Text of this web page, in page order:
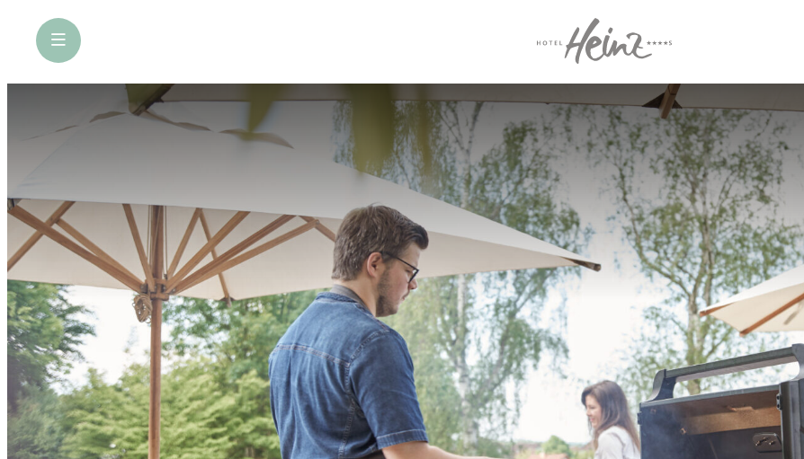
öffne Navigation